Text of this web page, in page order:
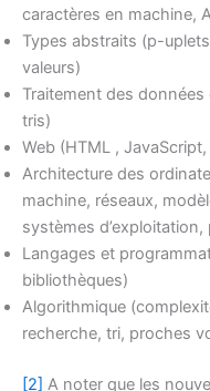
caractères en machine,
Types abstraits (p-
valeurs)
Traitement des
tris)
Web (HTML ,
Architecture des
machine, réseaux,
systèmes d’exploitation,
Langages et
bibliothèques)
Algorithmique
recherche, tri, proches
[2] A noter que les